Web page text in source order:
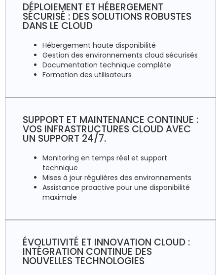
DÉPLOIEMENT ET HÉBERGEMENT
SÉCURISÉ : DES SOLUTIONS ROBUSTES
DANS LE CLOUD
Hébergement haute disponibilité
Gestion des environnements cloud sécurisés
Documentation technique complète
Formation des utilisateurs
SUPPORT ET MAINTENANCE CONTINUE :
VOS INFRASTRUCTURES CLOUD AVEC
UN SUPPORT 24/7.
Monitoring en temps réel et support
technique
Mises à jour régulières des environnements
Assistance proactive pour une disponibilité
maximale
ÉVOLUTIVITÉ ET INNOVATION CLOUD :
INTÉGRATION CONTINUE DES
NOUVELLES TECHNOLOGIES